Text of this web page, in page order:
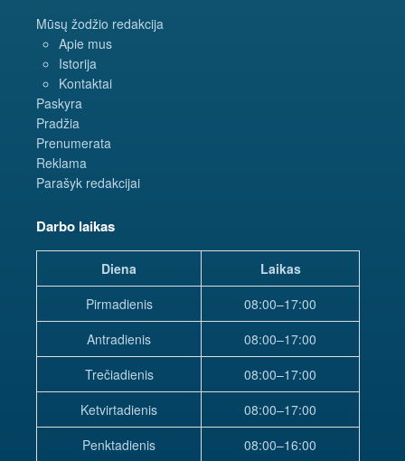
Mūsų žodžio redakcija
Apie mus
Istorija
Kontaktai
Paskyra
Pradžia
Prenumerata
Reklama
Parašyk redakcijai
Darbo laikas
Diena
Laikas
Pirmadienis
08:00–17:00
Antradienis
08:00–17:00
Trečiadienis
08:00–17:00
Ketvirtadienis
08:00–17:00
Penktadienis
08:00–16:00